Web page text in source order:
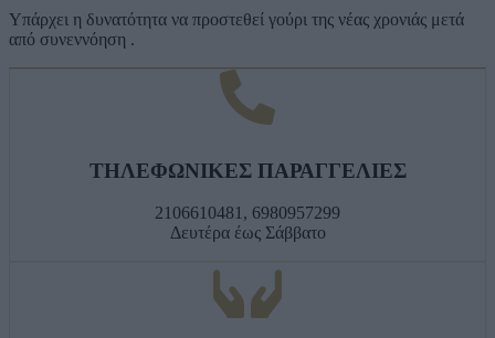
Υπάρχει η δυνατότητα να προστεθεί γούρι της νέας χρονιάς μετά
από συνεννόηση .
ΤΗΛΕΦΩΝΙΚΕΣ ΠΑΡΑΓΓΕΛΙΕΣ
2106610481, 6980957299
Δευτέρα έως Σάββατο